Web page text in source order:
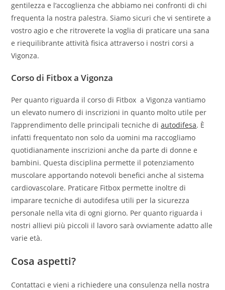
gentilezza e l’accoglienza che abbiamo nei confronti di chi
frequenta la nostra palestra. Siamo sicuri che vi sentirete a
vostro agio e che ritroverete la voglia di praticare una sana
e riequilibrante attività fisica attraverso i nostri corsi a
Vigonza.
Corso di Fitbox a Vigonza
Per quanto riguarda il corso di Fitbox a Vigonza vantiamo
un elevato numero di inscrizioni in quanto molto utile per
l’apprendimento delle principali tecniche diautodifesa. È
infatti frequentato non solo da uomini ma raccogliamo
quotidianamente inscrizioni anche da parte di donne e
bambini. Questa disciplina permette il potenziamento
muscolare apportando notevoli benefici anche al sistema
cardiovascolare. Praticare Fitbox permette inoltre di
imparare tecniche di autodifesa utili per la sicurezza
personale nella vita di ogni giorno. Per quanto riguarda i
nostri allievi più piccoli il lavoro sarà ovviamente adatto alle
varie età.
Cosa aspetti?
Contattaci e vieni a richiedere una consulenza nella nostra